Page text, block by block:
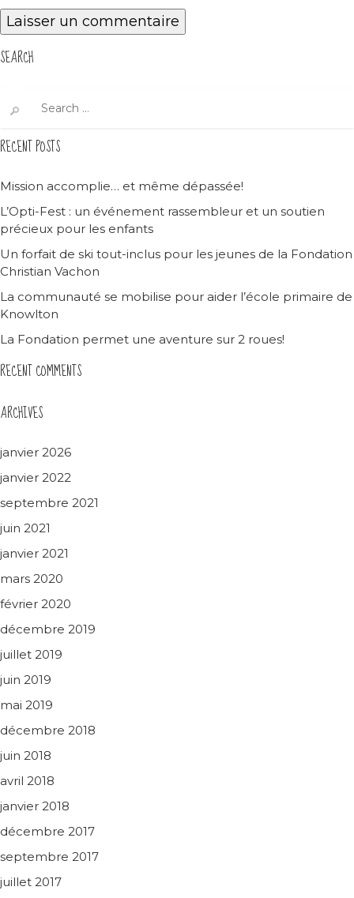
SEARCH
for:
RECENT POSTS
Mission accomplie… et même dépassée!
L’Opti-Fest : un événement rassembleur et un soutien
précieux pour les enfants
Un forfait de ski tout-inclus pour les jeunes de la Fondation
Christian Vachon
La communauté se mobilise pour aider l’école primaire de
Knowlton
La Fondation permet une aventure sur 2 roues!
RECENT COMMENTS
ARCHIVES
janvier 2026
janvier 2022
septembre 2021
juin 2021
janvier 2021
mars 2020
février 2020
décembre 2019
juillet 2019
juin 2019
mai 2019
décembre 2018
juin 2018
avril 2018
janvier 2018
décembre 2017
septembre 2017
juillet 2017